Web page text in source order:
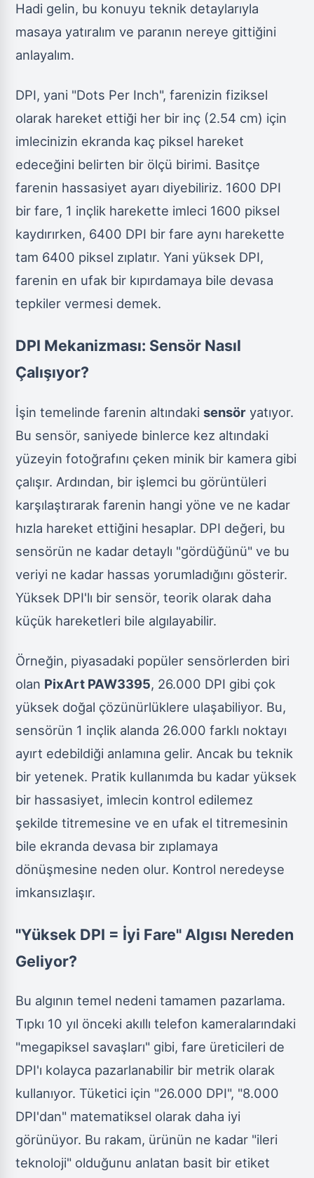
Hadi gelin, bu konuyu teknik detaylarıyla
masaya yatıralım ve paranın nereye gittiğini
anlayalım.
DPI, yani "Dots Per Inch", farenizin fiziksel
olarak hareket ettiği her bir inç (2.54 cm) için
imlecinizin ekranda kaç piksel hareket
edeceğini belirten bir ölçü birimi. Basitçe
farenin hassasiyet ayarı diyebiliriz. 1600 DPI
bir fare, 1 inçlik harekette imleci 1600 piksel
kaydırırken, 6400 DPI bir fare aynı harekette
tam 6400 piksel zıplatır. Yani yüksek DPI,
farenin en ufak bir kıpırdamaya bile devasa
tepkiler vermesi demek.
DPI Mekanizması: Sensör Nasıl
Çalışıyor?
İşin temelinde farenin altındakisensör yatıyor.
Bu sensör, saniyede binlerce kez altındaki
yüzeyin fotoğrafını çeken minik bir kamera gibi
çalışır. Ardından, bir işlemci bu görüntüleri
karşılaştırarak farenin hangi yöne ve ne kadar
hızla hareket ettiğini hesaplar. DPI değeri, bu
sensörün ne kadar detaylı "gördüğünü" ve bu
veriyi ne kadar hassas yorumladığını gösterir.
Yüksek DPI'lı bir sensör, teorik olarak daha
küçük hareketleri bile algılayabilir.
Örneğin, piyasadaki popüler sensörlerden biri
olan PixArt PAW3395, 26.000 DPI gibi çok
yüksek doğal çözünürlüklere ulaşabiliyor. Bu,
sensörün 1 inçlik alanda 26.000 farklı noktayı
ayırt edebildiği anlamına gelir. Ancak bu teknik
bir yetenek. Pratik kullanımda bu kadar yüksek
bir hassasiyet, imlecin kontrol edilemez
şekilde titremesine ve en ufak el titremesinin
bile ekranda devasa bir zıplamaya
dönüşmesine neden olur. Kontrol neredeyse
imkansızlaşır.
"Yüksek DPI = İyi Fare" Algısı Nereden
Geliyor?
Bu algının temel nedeni tamamen pazarlama.
Tıpkı 10 yıl önceki akıllı telefon kameralarındaki
"megapiksel savaşları" gibi, fare üreticileri de
DPI'ı kolayca pazarlanabilir bir metrik olarak
kullanıyor. Tüketici için "26.000 DPI", "8.000
DPI'dan" matematiksel olarak daha iyi
görünüyor. Bu rakam, ürünün ne kadar "ileri
teknoloji" olduğunu anlatan basit bir etiket